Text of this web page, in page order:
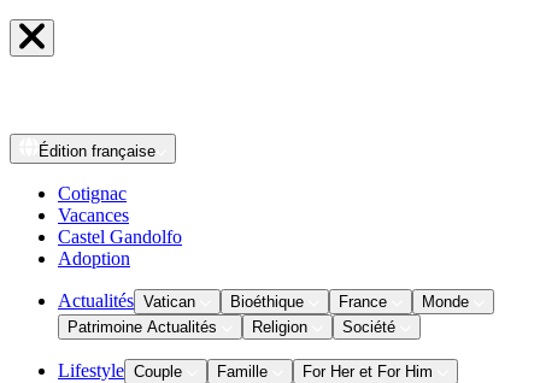
Édition française
Cotignac
Vacances
Castel Gandolfo
Adoption
Actualités Vatican Bioéthique France
Monde
Patrimoine Actualités
Religion Société
Lifestyle Couple Famille
For Her et For Him